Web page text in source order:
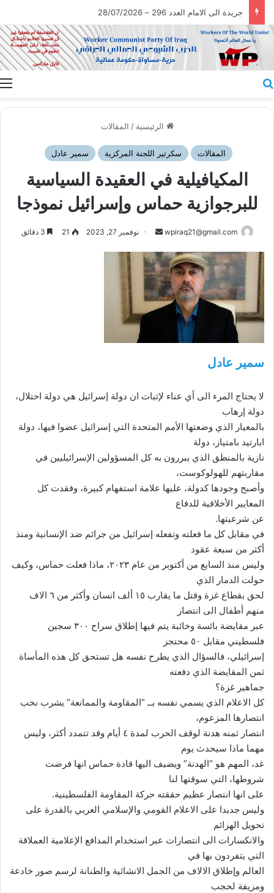
جريدة الى الامام العدد 296 – 28/07/2026
الرئيسية / المقالات
المقالات سكرتير اللجنة المركزية سمير عادل
المكيافيلية في العقيدة السياسية
للبرجوازية حماس وإسرائيل نموذجا
wpiraq21@gmail.com
أرسل
إلكترونيا
نوفمبر 27, 2023 21
سمير عادل
لا يحتاج المرء الى أي عناء لإثبات ان دولة إسرائيل هي دولة احتلال،
دولة إرهاب
بالمعيار الذي وضعتها الأمم المتحدة التي إسرائيل عضوا فيها، دولة
ابارتيد بامتياز، دولة
نازية بالمنطق الذي يبررون به كل المسؤولين الإسرائيليين في
مقاربتهم للهولوكوست،
وأصبح وجودها كدولة، عليها علامة استفهام كبيرة، وفقدت كل
المعايير الأخلاقية للدفاع
عن شرعيتها.
في مقابل كل ما فعلته وتفعله إسرائيل من جرائم ضد الإنسانية ومنذ
أكثر من سبعة عقود
وليس منذ السابع من أكتوبر من عام ٢٠٢٣، ماذا فعلت حماس، وكيف
حولت الدمار الذي
لحق بقطاع غزة وقتل ما يقارب ١٥ ألف انسان وأكثر من ٦ الاف
منهم أطفال الى انتصار
عبر مقايضة بائسة وخائبة يتم فيها إطلاق سراح ٣٠٠ سجين
فلسطيني مقابل ٥٠ محتجز
إسرائيلي، فالسؤال الذي يطرح نفسه هل تستحق كل هذه المأساة
ثمن المقايضة الذي دفعته
جماهير غزة؟
كل الاعلام الذي يسمي نفسه بــ “المقاومة والممانعة” يشرب نخب
انتصارها المزعوم،
انتصار ثمنه هدنة لوقف الحرب لمدة ٤ أيام وقد تتمدد أكثر، وليس
مهما ماذا سيحدث يوم
غد، المهم هو “الهدنة” ويضيف اليها قادة حماس انها فرضت
شروطها، التي سوقتها لنا
على انها انتصار عظيم حققته حركة المقاومة الفلسطينية.
وليس جديدا على الاعلام القومي والإسلامي العربي بالقدرة على
تحويل الهزائم
والانكسارات الى انتصارات عبر استخدام المدافع الإعلامية العملاقة
التي يتفردون بها في
العالم وإطلاق الالاف من الجمل الانشائية والطنانة لرسم صور خادعة
ومزيفة لحجب